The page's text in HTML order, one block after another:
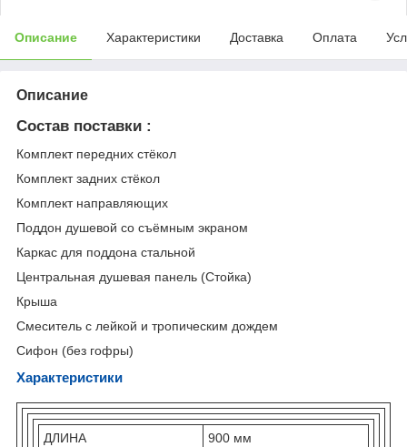
Описание Характеристики Доставка Оплата
Описание
Состав поставки :
Комплект передних стёкол
Комплект задних стёкол
Комплект направляющих
Поддон душевой со съёмным экраном
Каркас для поддона стальной
Центральная душевая панель (Стойка)
Крыша
Смеситель с лейкой и тропическим дождем
Сифон (без гофры)
Характеристики
ДЛИНА
900 мм